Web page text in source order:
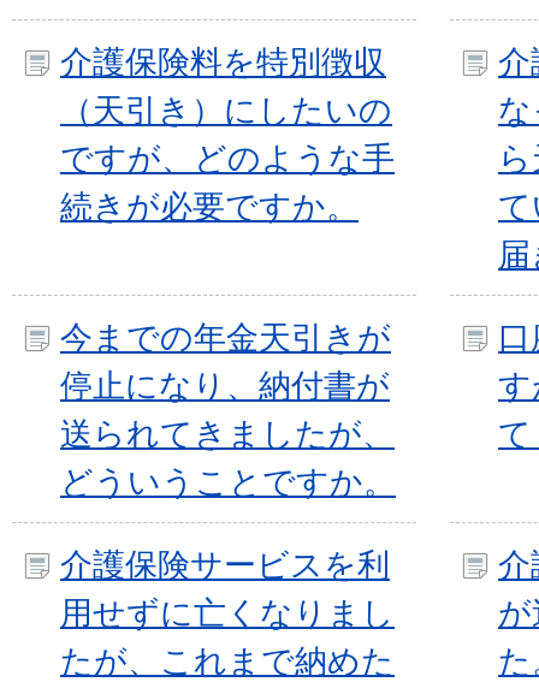
介護保険料を特別徴収
（天引き）にしたいの
ですが、どのような手
続きが必要ですか。
介
今までの年金天引きが
停止になり、納付書が
送られてきましたが、
どういうことですか。
す
介護保険サービスを利
用せずに亡くなりまし
たが、これまで納めた
介